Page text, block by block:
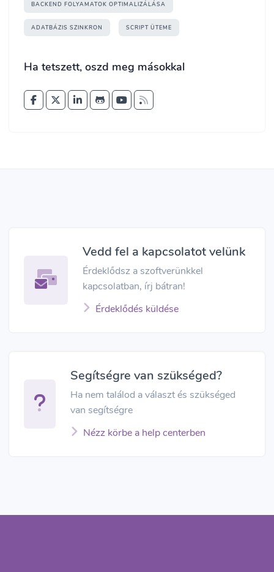
BACKEND FOLYAMATOK OPTIMALIZÁLÁSA
ADATBÁZIS SZINKRON SCRIPT ÜTEME
Ha tetszett, oszd meg másokkal
Vedd fel a kapcsolatot velünk
Érdeklődsz a szoftverünkkel
kapcsolatban, írj bátran!
Érdeklődés küldése
Segítségre van szükséged?
Ha nem találod a választ és szükséged
van segítségre
Nézz körbe a help centerben